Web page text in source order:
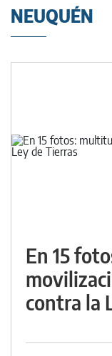
NEUQUÉN
En 15
contra la